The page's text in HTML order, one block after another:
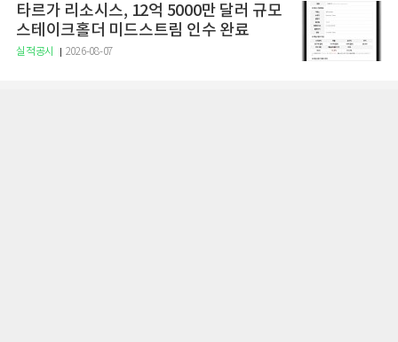
타르가 리소시스, 12억 5000만 달러 규모
스테이크홀더 미드스트림 인수 완료
실적공시 2026-08-07